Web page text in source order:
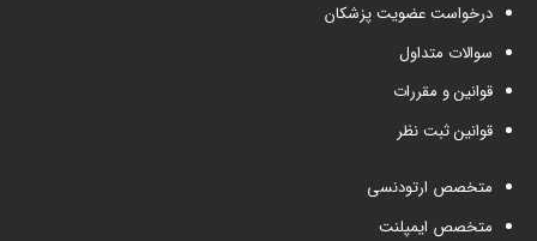
درخواست عضویت پزشکان
سوالات متداول
قوانین و مقررات
قوانین ثبت نظر
متخصص ارتودنسی
متخصص ایمپلنت